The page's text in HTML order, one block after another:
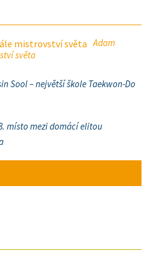
Adam
světa
Sool – největší škole Taekwon-Do
místo mezi domácí elitou